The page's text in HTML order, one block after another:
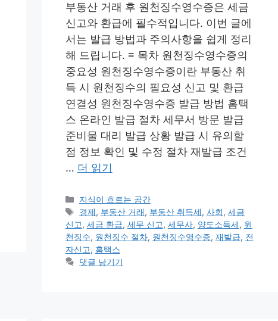
부동산 거래 후 원천징수영수증은 세금
신고와 환급에 필수적입니다. 이번 글에
서는 발급 방법과 주의사항을 쉽게 정리
해 드립니다. ≡ 목차 원천징수영수증의
중요성 원천징수영수증이란 부동산 취
득 시 원천징수의 필요성 신고 및 환급
연결성 원천징수영수증 발급 방법 홈택
스 온라인 발급 절차 세무서 방문 발급
준비물 대리 발급 상황 발급 시 유의할
점 정보 확인 및 수정 절차 재발급 조건
… 더 읽기
카
테
고
리
지식이 흐르는 공간
태
그
경제, 부동산 거래, 부동산 취득세, 사회, 세금
신고, 세금 환급, 세무 신고, 세무사, 양도소득세, 원
천징수, 원천징수 절차, 원천징수영수증, 재발급, 전
자신고, 홈택스
댓글 남기기